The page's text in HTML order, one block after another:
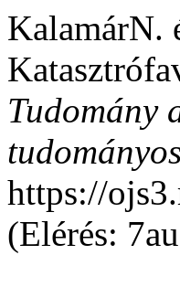
KalamárN.
Tudomány
https://
(Elérés: